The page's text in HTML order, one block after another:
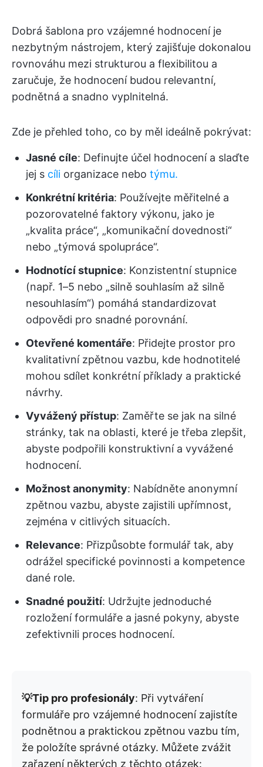
Dobrá šablona pro vzájemné hodnocení je
nezbytným nástrojem, který zajišťuje dokonalou
rovnováhu mezi strukturou a flexibilitou a
zaručuje, že hodnocení budou relevantní,
podnětná a snadno vyplnitelná.
Zde je přehled toho, co by měl ideálně pokrývat:
Jasné cíle: Definujte účel hodnocení a slaďte
jej s cíli organizace nebo týmu.
Konkrétní kritéria: Používejte měřitelné a
pozorovatelné faktory výkonu, jako je
„kvalita práce“, „komunikační dovednosti“
nebo „týmová spolupráce“.
Hodnotící stupnice: Konzistentní stupnice
(např. 1–5 nebo „silně souhlasím až silně
nesouhlasím“) pomáhá standardizovat
odpovědi pro snadné porovnání.
Otevřené komentáře: Přidejte prostor pro
kvalitativní zpětnou vazbu, kde hodnotitelé
mohou sdílet konkrétní příklady a praktické
návrhy.
Vyvážený přístup: Zaměřte se jak na silné
stránky, tak na oblasti, které je třeba zlepšit,
abyste podpořili konstruktivní a vyvážené
hodnocení.
Možnost anonymity: Nabídněte anonymní
zpětnou vazbu, abyste zajistili upřímnost,
zejména v citlivých situacích.
Relevance: Přizpůsobte formulář tak, aby
odrážel specifické povinnosti a kompetence
dané role.
Snadné použití: Udržujte jednoduché
rozložení formuláře a jasné pokyny, abyste
zefektivnili proces hodnocení.
💡Tip pro profesionály: Při vytváření
formuláře pro vzájemné hodnocení zajistíte
podnětnou a praktickou zpětnou vazbu tím,
že položíte správné otázky. Můžete zvážit
zařazení některých z těchto otázek: